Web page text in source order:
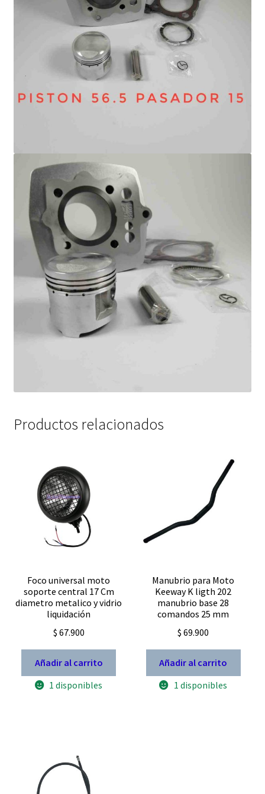
Productos relacionados
Foco universal moto
soporte central 17 Cm
diametro metalico y vidrio
liquidación
$ 67.900
Añadir al carrito
1 disponibles
Manubrio para Moto
Keeway K ligth 202
manubrio base 28
comandos 25 mm
$ 69.900
Añadir al carrito
1 disponibles